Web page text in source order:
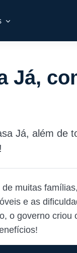
Já,
Já, além de
muitas
e as
o governo criou